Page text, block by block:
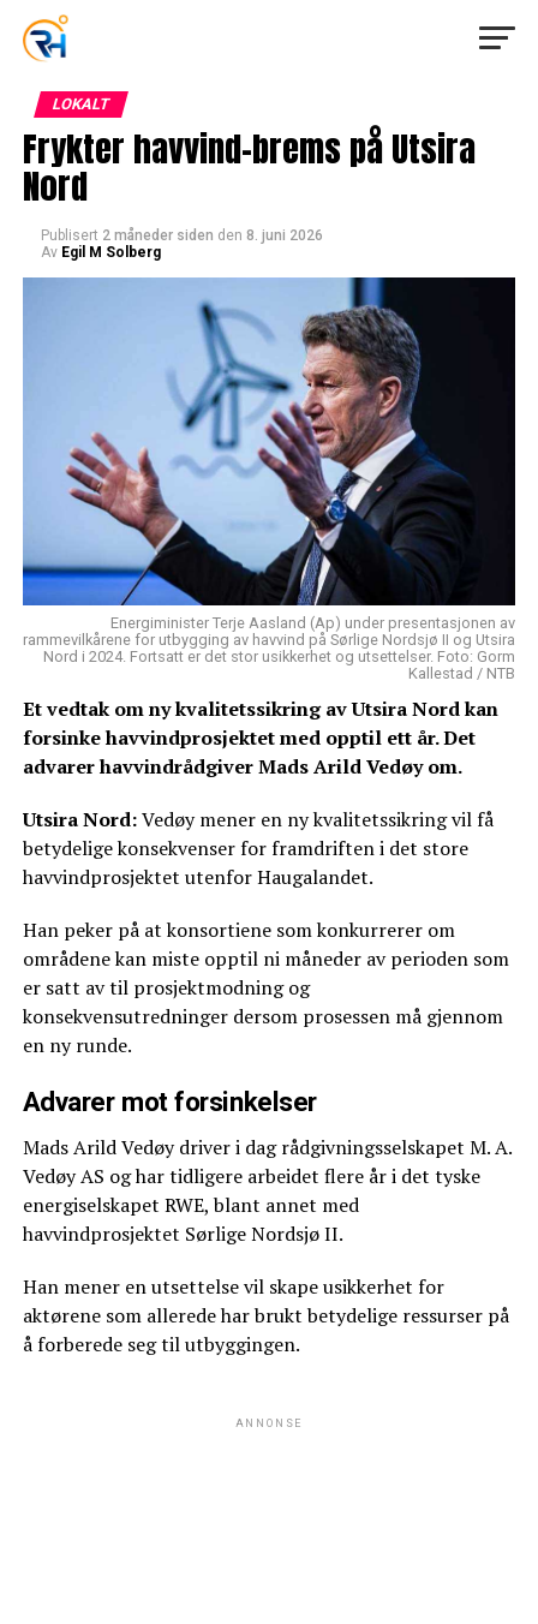
LOKALT
Frykter havvind-brems på Utsira
Nord
Publisert 2 måneder siden den 8. juni 2026
Av Egil M Solberg
Energiminister Terje Aasland (Ap) under presentasjonen av
rammevilkårene for utbygging av havvind på Sørlige Nordsjø II og Utsira
Nord i 2024. Fortsatt er det stor usikkerhet og utsettelser. Foto: Gorm
Kallestad / NTB
Et vedtak om ny kvalitetssikring av Utsira Nord kan
forsinke havvindprosjektet med opptil ett år. Det
advarer havvindrådgiver Mads Arild Vedøy om.
Utsira Nord:Vedøy mener en ny kvalitetssikring vil få
betydelige konsekvenser for framdriften i det store
havvindprosjektet utenfor Haugalandet.
Han peker på at konsortiene som konkurrerer om
områdene kan miste opptil ni måneder av perioden som
er satt av til prosjektmodning og
konsekvensutredninger dersom prosessen må gjennom
en ny runde.
Advarer mot forsinkelser
Mads Arild Vedøy driver i dag rådgivningsselskapet M. A.
Vedøy AS og har tidligere arbeidet flere år i det tyske
energiselskapet RWE, blant annet med
havvindprosjektet Sørlige Nordsjø II.
Han mener en utsettelse vil skape usikkerhet for
aktørene som allerede har brukt betydelige ressurser på
å forberede seg til utbyggingen.
ANNONSE